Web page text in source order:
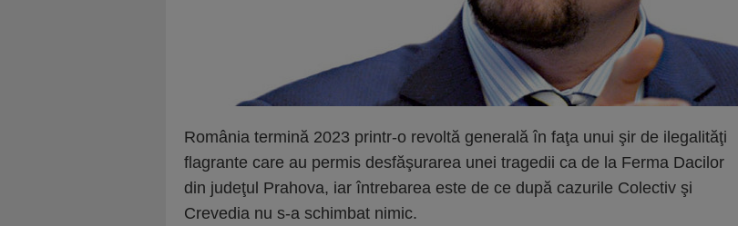
România termină 2023 printr-o revoltă generală în faţa unui şir de ilegalităţi
flagrante care au permis desfăşurarea unei tragedii ca de la Ferma Dacilor
din judeţul Prahova, iar întrebarea este de ce după cazurile Colectiv şi
Crevedia nu s-a schimbat nimic.